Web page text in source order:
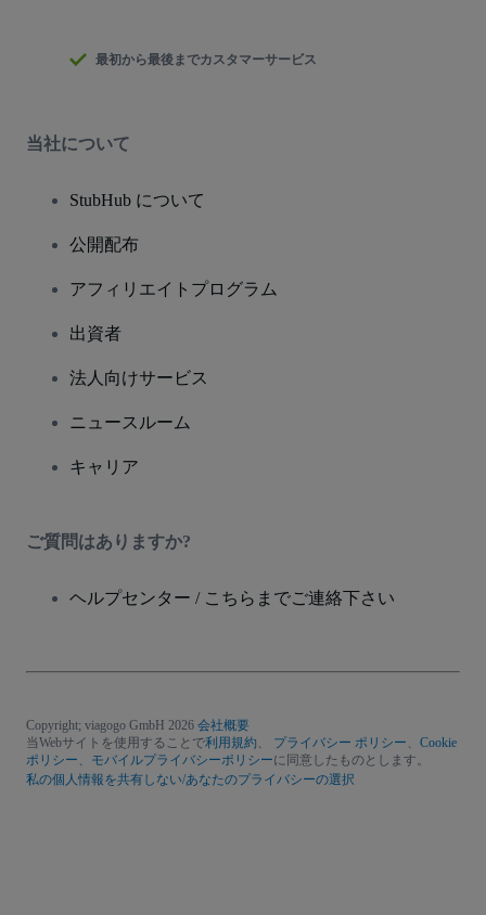
最初から最後までカスタマーサービス
当社について
StubHub について
公開配布
アフィリエイトプログラム
出資者
法人向けサービス
ニュースルーム
キャリア
ご質問はありますか?
ヘルプセンター / こちらまでご連絡下さい
Copyright; viagogo GmbH 2026 会社概要
当Webサイトを使用することで利用規約 、 プライバシー ポリシー 、 Cookie
ポリシー 、 モバイルプライバシーポリシーに同意したものとします。
私の個人情報を共有しない/あなたのプライバシーの選択